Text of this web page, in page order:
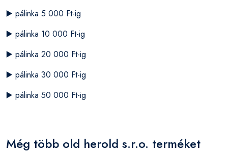
▶️ pálinka 5 000 Ft-ig
▶️ pálinka 10 000 Ft-ig
▶️ pálinka 20 000 Ft-ig
▶️ pálinka 30 000 Ft-ig
▶️ pálinka 50 000 Ft-ig
Még több old herold s.r.o. terméket